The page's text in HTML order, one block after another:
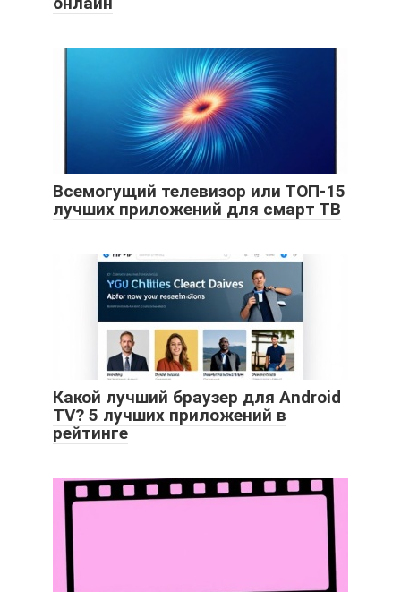
Всемогущий телевизор или ТОП-15
лучших приложений для смарт ТВ
Какой лучший браузер для Android
TV? 5 лучших приложений в
рейтинге